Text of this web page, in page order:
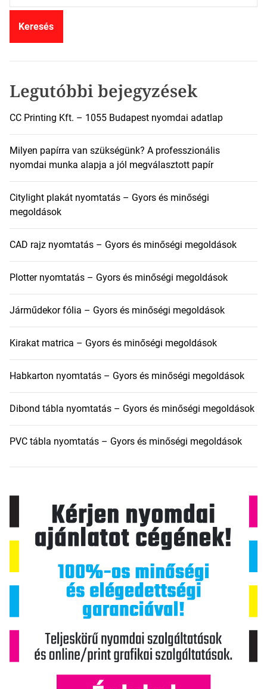
r
Legutóbbi bejegyzések
CC Printing Kft. – 1055 Budapest nyomdai adatlap
Milyen papírra van szükségünk? A professzionális
nyomdai munka alapja a jól megválasztott papír
Citylight plakát nyomtatás – Gyors és minőségi
megoldások
CAD rajz nyomtatás – Gyors és minőségi megoldások
Plotter nyomtatás – Gyors és minőségi megoldások
Járműdekor fólia – Gyors és minőségi megoldások
Kirakat matrica – Gyors és minőségi megoldások
Habkarton nyomtatás – Gyors és minőségi megoldások
Dibond tábla nyomtatás – Gyors és minőségi megoldások
PVC tábla nyomtatás – Gyors és minőségi megoldások